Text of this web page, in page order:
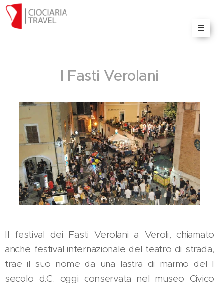
I Fasti Verolani
Il festival dei Fasti Verolani a Veroli, chiamato
anche festival internazionale del teatro di strada,
trae il suo nome da una lastra di marmo del I
secolo d.C. oggi conservata nel museo Civico